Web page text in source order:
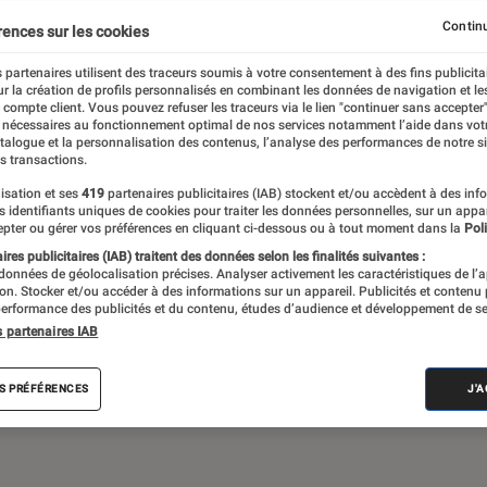
expos… Du suivi de l’actualité aux
et les articles long format,
meilleur de l’actualité culturelle
Album Concert Rap Exposition
sur les cookies
partenaires utilisent des traceurs soumis à votre consentement à des fins
la création de profils personnalisés en combinant les données de navigation et
compte client. Vous pouvez refuser les traceurs via le lien "continuer sans
au fonctionnement optimal de nos services notamment l’aide dans
et la personnalisation des contenus, l’analyse des performances de notre
transactions.
et ses 419 partenaires publicitaires (IAB) stockent et/ou accèdent à des
identifiants uniques de cookies pour traiter les données personnelles, sur un
ou gérer vos préférences en cliquant ci-dessous ou à tout moment dans la
publicitaires (IAB) traitent des données selon les finalités suivantes :
de géolocalisation précises. Analyser activement les caractéristiques de
Stocker et/ou accéder à des informations sur un appareil. Publicités et contenu
des publicités et du contenu, études d’audience et développement de
partenaires IAB
PRÉFÉRENCES